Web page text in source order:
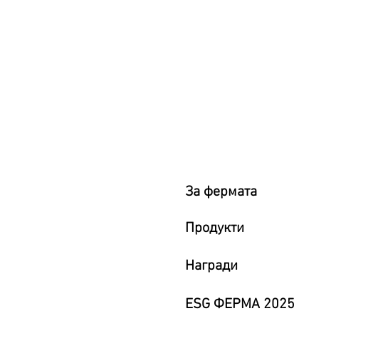
За фермата
Продукти
Награди
ESG ФЕРМА 2025